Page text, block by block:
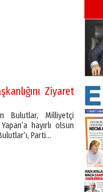
Ziyaret
Bulutlar, Milliyetçi
hayırlı olsun
Parti…